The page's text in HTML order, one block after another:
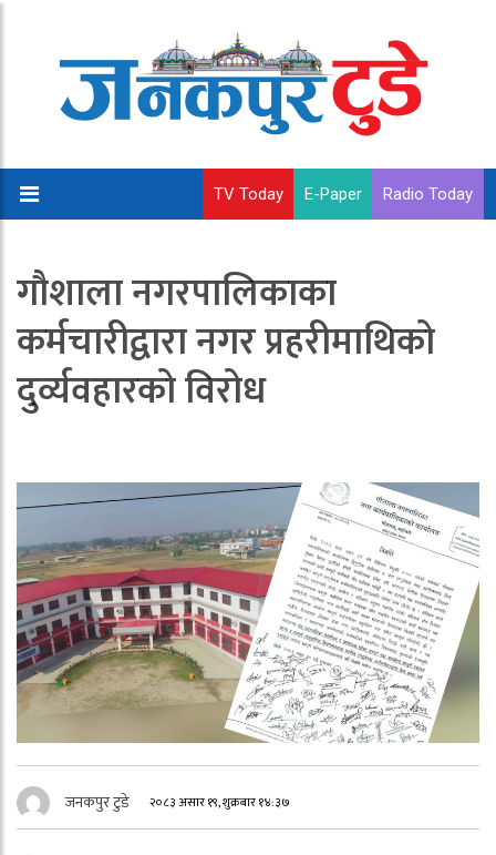
TV Today E-Paper Radio Today
गौशाला नगरपालिकाका
कर्मचारीद्वारा नगर प्रहरीमाथिको
दुर्व्यवहारको विरोध
जनकपुर टुडे २०८३ असार १९, शुक्रबार १४:३७